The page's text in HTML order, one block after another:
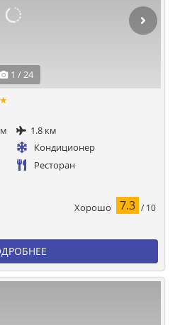
1 / 24
1.8 км
Кондиционер
Ресторан
Хорошо 7.3 / 10